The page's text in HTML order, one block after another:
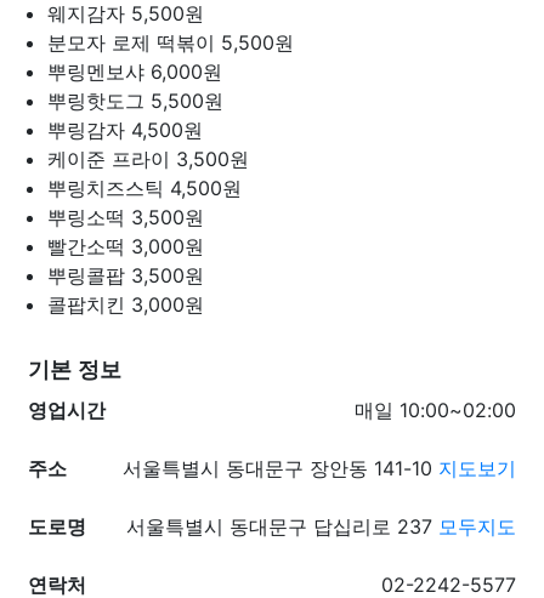
웨지감자 5,500원
분모자 로제 떡볶이 5,500원
뿌링멘보샤 6,000원
뿌링핫도그 5,500원
뿌링감자 4,500원
케이준 프라이 3,500원
뿌링치즈스틱 4,500원
뿌링소떡 3,500원
빨간소떡 3,000원
뿌링콜팝 3,500원
콜팝치킨 3,000원
기본 정보
영업시간
매일 10:00~02:00
주소 서울특별시 동대문구 장안동 141-10 지도보기
도로명 서울특별시 동대문구 답십리로 237 모두지도
연락처 02-2242-5577